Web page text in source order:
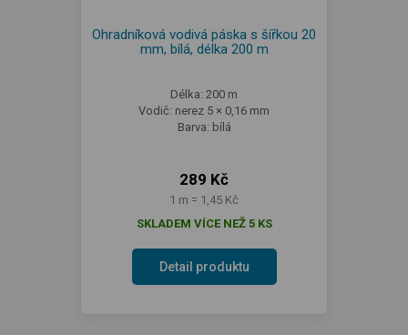
Ohradníková vodivá páska s šířkou 20
mm, bílá, délka 200 m
Délka: 200 m
Vodič: nerez 5 × 0,16 mm
Barva: bílá
289 Kč
1 m = 1,45 Kč
SKLADEM VÍCE NEŽ 5 KS
Detail produktu